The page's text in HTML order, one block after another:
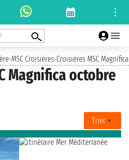
›MSC Croisières›Croisières MSC Magnifica
Magnifica octobre
Trier